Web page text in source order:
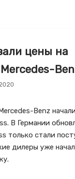
цены на
Benz
В Германии
только стали
дилеры уже